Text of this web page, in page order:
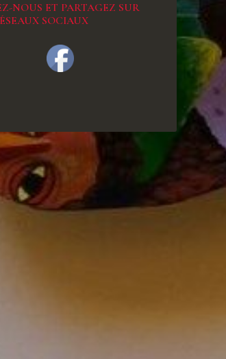
NOUS ET PARTAGEZ SUR
SOCIAUX